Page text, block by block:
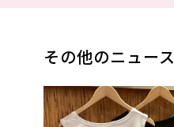
その他のニュース